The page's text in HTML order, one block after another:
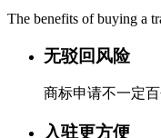
The benefits of buying a
无驳回风险
商标申请不一定
入驻更方便